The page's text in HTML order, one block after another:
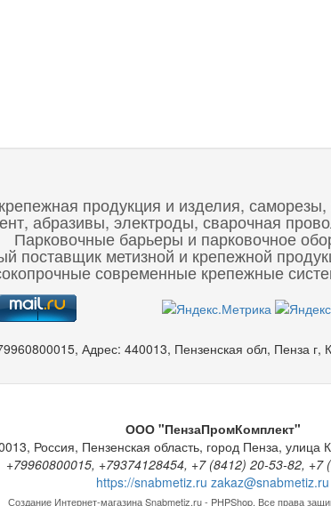
продукция и изделия,
абразивы, электроды, сварочная
Парковочные барьеры и парковочное
поставщик метизной и крепежной
современные крепежные
, Адрес: 440013, Пензенская обл, Пенза
ООО "ПензаПромКомплект"
, Россия, Пензенская область, город Пенза, улица
+79960800015, +79374128454, +7 (8412) 20-53-82, +7
https://snabmetiz.ru zakaz@snabmetiz.ru
Создание Интернет-магазинаSnabmetiz.ru - PHPShop. Все права